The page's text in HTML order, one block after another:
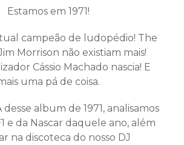
Estamos em 1971!
campeão de ludopédio! The
Morrison não existiam mais!
Cássio Machado nascia! E
uma pá de coisa.
desse album de 1971, analisamos
e da Nascar daquele ano, além
na discoteca do nosso DJ